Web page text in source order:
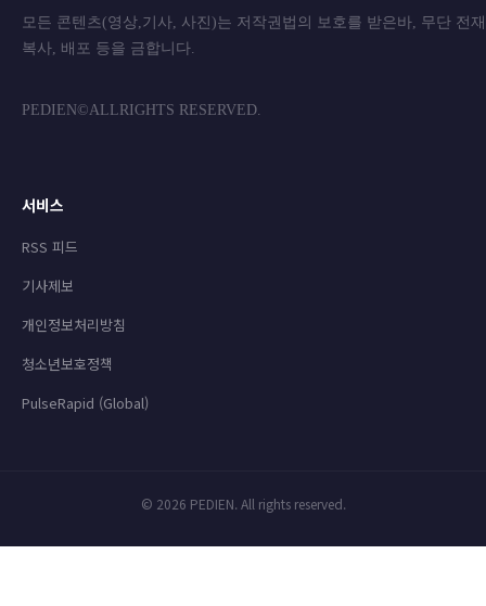
모든 콘텐츠(영상,기사, 사진)는 저작권법의 보호를 받은바, 무단 전
복사, 배포 등을 금합니
PEDIEN©ALLRIGHTS RESERVED.
서비스
RSS 피드
기사제보
개인정보처리방침
청소년보호정책
PulseRapid (Global)
© 2026 PEDIEN. All rights reserved.